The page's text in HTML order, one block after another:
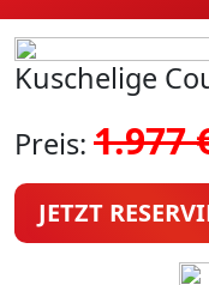
Kuschelige
Preis: 1.977
JETZT